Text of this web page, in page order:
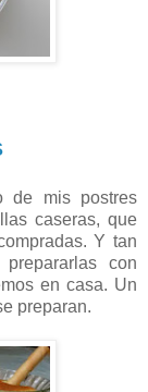
de mis postres
caseras, que
Y tan
con
en casa. Un
preparan.